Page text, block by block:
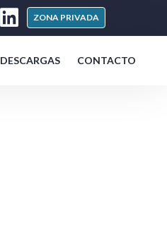
ZONA PRIVADA
DESCARGAS CONTACTO